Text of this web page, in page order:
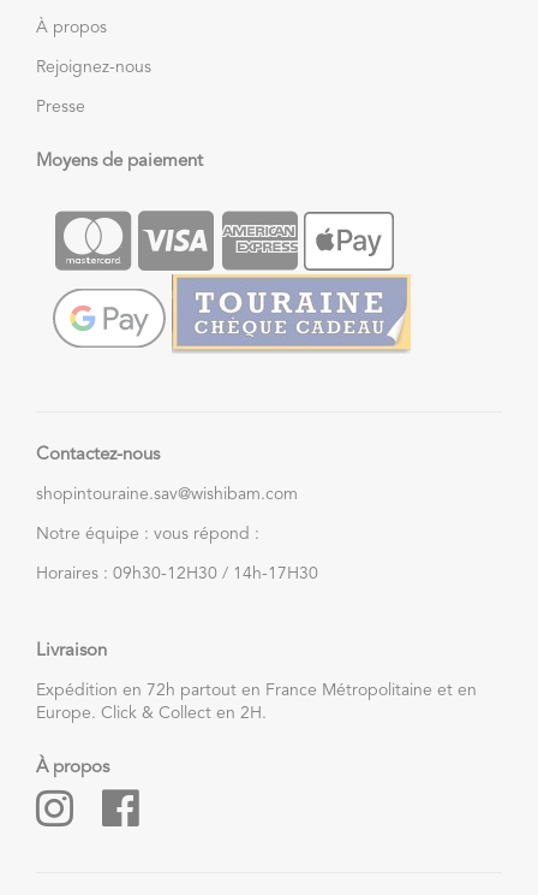
À propos
Rejoignez-nous
Presse
Moyens de paiement
Contactez-nous
shopintouraine.sav@wishibam.com
Notre équipe : vous répond :
Horaires : 09h30-12H30 / 14h-17H30
Livraison
Expédition en 72h partout en France Métropolitaine et en
Europe. Click & Collect en 2H.
À propos